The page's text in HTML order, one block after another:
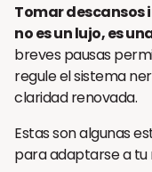
Tomar descansos
no es un lujo, es
breves pausas
regule el sistema
claridad renovada.
Estas son algunas
para adaptarse a